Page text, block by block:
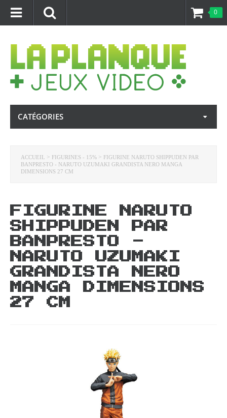
0
CATÉGORIES
ACCUEIL > FIGURINES - 15% > FIGURINE NARUTO SHIPPUDEN PAR
BANPRESTO - NARUTO UZUMAKI GRANDISTA NERO MANGA
DIMENSIONS 27 CM
FIGURINE NARUTO
SHIPPUDEN PAR
BANPRESTO -
NARUTO UZUMAKI
GRANDISTA NERO
MANGA DIMENSIONS
27 CM